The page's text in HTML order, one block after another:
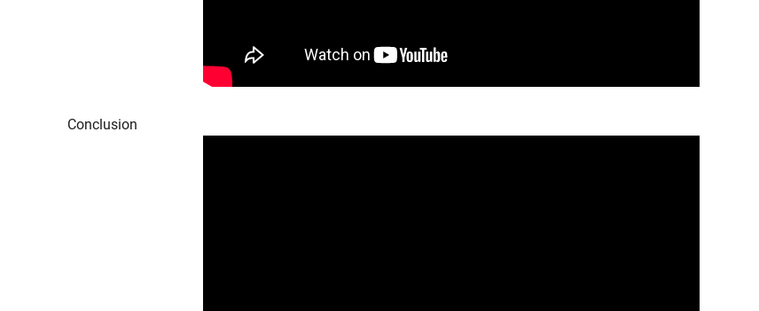
Conclusion